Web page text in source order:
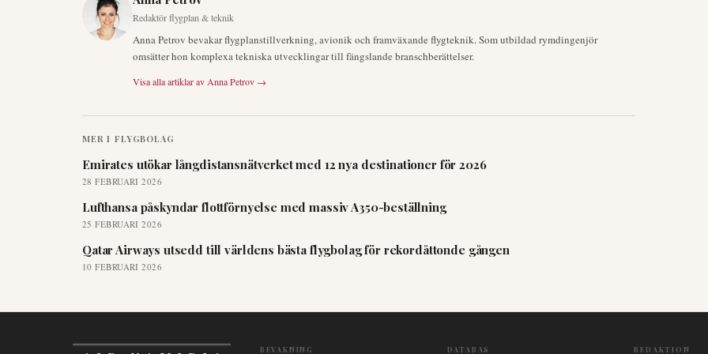
Redaktör flygplan & teknik
Anna Petrov bevakar flygplanstillverkning, avionik och framväxande flygteknik. Som utbildad rymdingenjör
omsätter hon komplexa tekniska utvecklingar till fängslande branschberättelser.
Visa alla artiklar av Anna Petrov →
MER I FLYGBOLAG
Emirates utökar långdistansnätverket med 12 nya destinationer för 2026
28 FEBRUARI 2026
Lufthansa påskyndar flottförnyelse med massiv A350-beställning
25 FEBRUARI 2026
Qatar Airways utsedd till världens bästa flygbolag för rekordåttonde gången
10 FEBRUARI 2026
BEVAKNING DATABAS REDAKTION